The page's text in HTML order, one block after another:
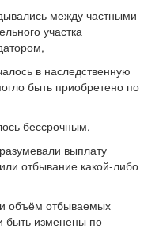
между частными
участка
в наследственную
быть приобретено по
бессрочным,
выплату
отбывание какой-либо
объём отбываемых
быть изменены по